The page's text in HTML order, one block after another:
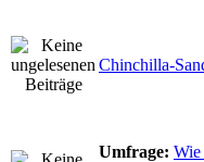
Chinchilla-
Umfrage: Wie